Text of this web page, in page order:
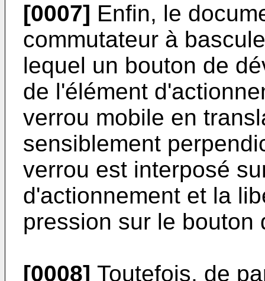
[0007] Enfin, le
commutateur à
lequel un bouton de
de l'élément
verrou mobile en
sensiblement
verrou est interposé
d'actionnement et la
pression sur le bouton
[0008] Toutefois, de